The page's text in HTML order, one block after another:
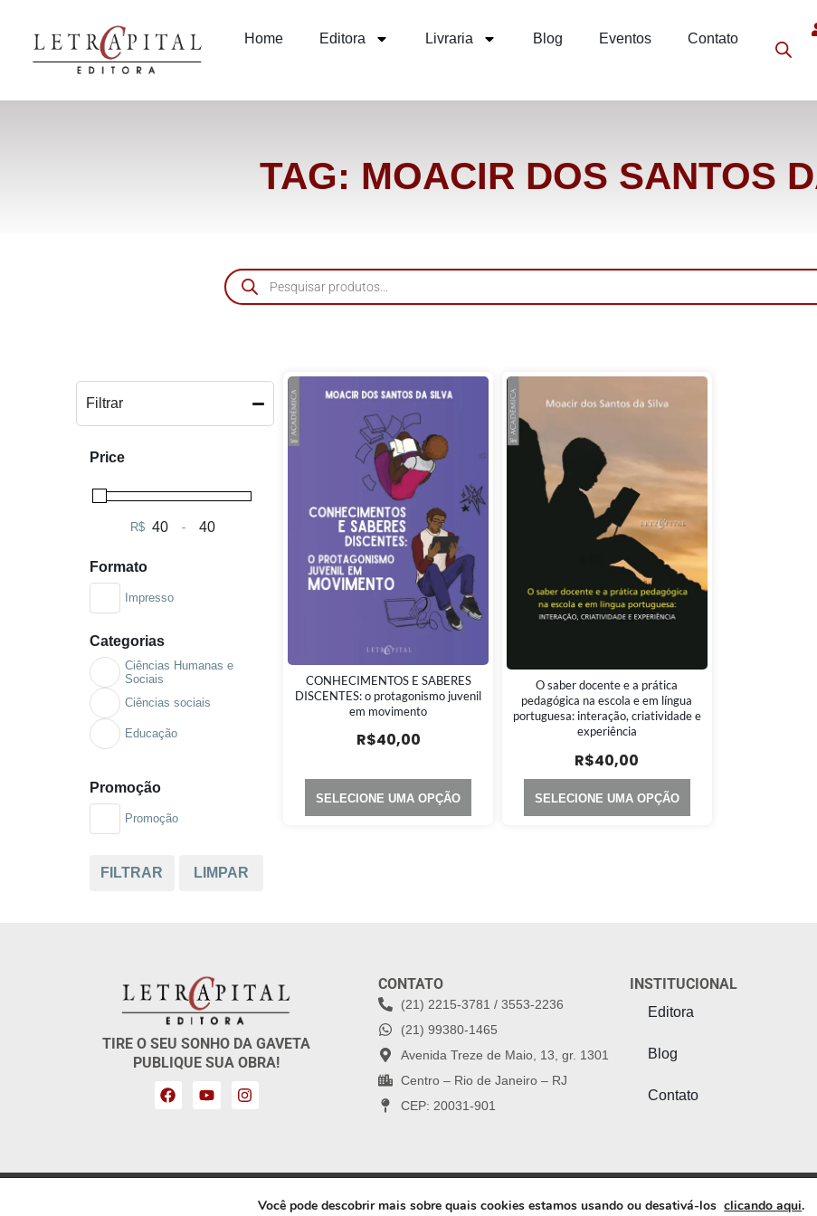
Home Editora Livraria Blog Eventos Contato
TAG: MOACIR DOS SANTOS
Filtrar
Price
R$ Minimum Price
-Maximum Price
Formato
Impresso
Categorias
Ciências Humanas e
Sociais
Ciências sociais
Educação
Promoção
Promoção
FILTRAR LIMPAR
CONHECIMENTOS E SABERES
DISCENTES: o protagonismo juvenil
em movimento
R$40,00
SELECIONE UMA OPÇÃO
O saber docente e a prática
pedagógica na escola e em língua
portuguesa: interação, criatividade e
experiência
R$40,00
SELECIONE UMA OPÇÃO
TIRE O SEU SONHO DA GAVETA
PUBLIQUE SUA OBRA!
CONTATO
(21) 2215-3781 / 3553-2236
(21) 99380-1465
Avenida Treze de Maio, 13, gr. 1301
Centro – Rio de Janeiro – RJ
CEP: 20031-901
INSTITUCIONAL
Editora
Blog
Contato
Copyright 2025: Letra Capital Editora | Webdesign: Artífices Produções
Você pode descobrir mais sobre quais cookies estamos usando ou desativá-losclicando aqui.